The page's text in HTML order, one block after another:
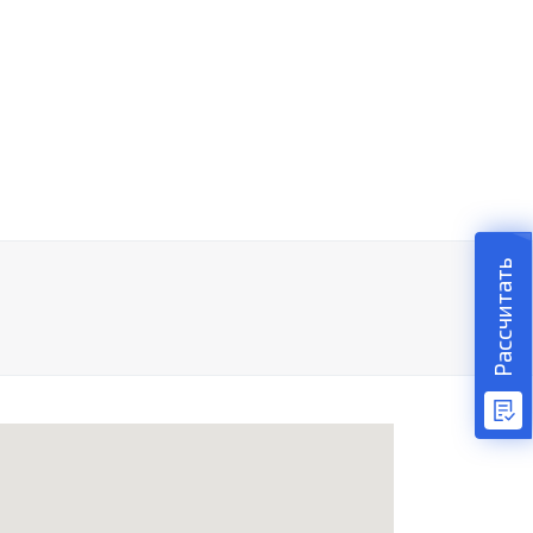
Рассчитать